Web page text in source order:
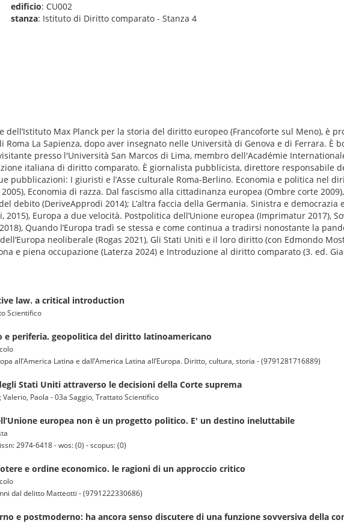
edificio: CU002
stanza: Istituto di Diritto comparato - Stanza 4
dell’Istituto Max Planck per la storia del diritto europeo (Francoforte sul Meno), è
La Sapienza, dopo aver insegnato nelle Università di Genova e di Ferrara. È
presso l'Università San Marcos di Lima, membro dell'Académie
italiana di diritto comparato. È giornalista pubblicista, direttore responsabile
pubblicazioni: I giuristi e l’Asse culturale Roma-Berlino. Economia e politica nel
Economia di razza. Dal fascismo alla cittadinanza europea (Ombre corte
debito (DeriveApprodi 2014); L’altra faccia della Germania. Sinistra e democrazia
Europa a due velocità. Postpolitica dell’Unione europea (Imprimatur 2017),
Quando l’Europa tradì se stessa e come continua a tradirsi nonostante la
neoliberale (Rogas 2021), Gli Stati Uniti e il loro diritto (con Edmondo
e piena occupazione (Laterza 2024) e Introduzione al diritto comparato (3. ed.
law. a critical introduction
Scientifico
e periferia. geopolitica del diritto latinoamericano
all’America Latina e dall’America Latina all’Europa. Diritto, cultura, storia - (9791281716889)
Stati Uniti attraverso le decisioni della Corte suprema
Paola - 03a Saggio, Trattato Scientifico
europea non è un progetto politico. E' un destino ineluttabile
2974-6418 - wos: (0) - scopus: (0)
e ordine economico. le ragioni di un approccio critico
dal delitto Matteotti - (9791222330686)
e postmoderno: ha ancora senso discutere di una funzione sovversiva della